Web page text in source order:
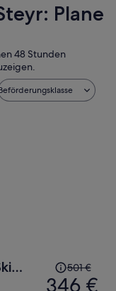
Plane
48 Stunden
Der
Preis
501 €
346 €